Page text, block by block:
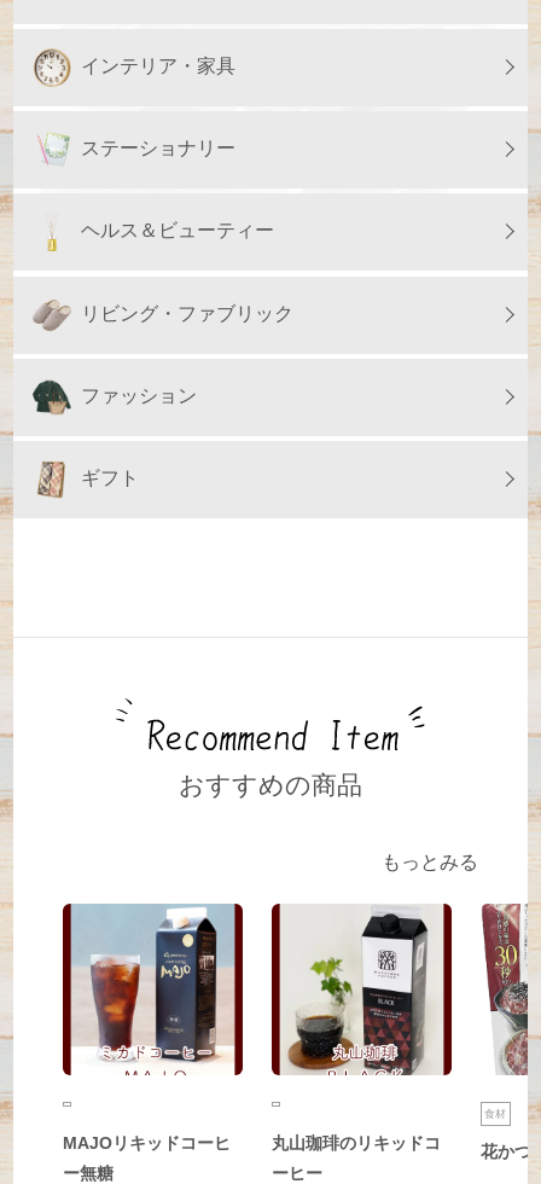
インテリア・家具
ステーショナリー
ヘルス＆ビューティー
リビング・ファブリック
ファッション
ギフト
おすすめの商品
もっとみる
MAJOリキッドコーヒ
ー無糖
丸山珈琲のリキッドコ
ーヒー
食材
花かつ